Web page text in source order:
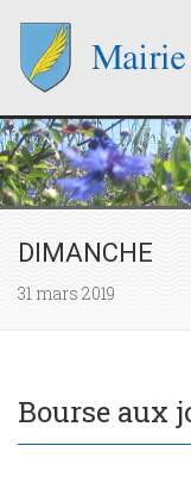
DIMANCHE
31 mars 2019
Bourse aux